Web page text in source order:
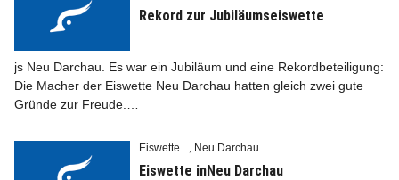
Rekord zur Jubiläumseiswette
js Neu Darchau. Es war ein Jubiläum und eine Rekordbeteiligung:
Die Macher der Eiswette Neu Darchau hatten gleich zwei gute
Gründe zur Freude.…
Eiswette Neu Darchau
Eiswette inNeu Darchau